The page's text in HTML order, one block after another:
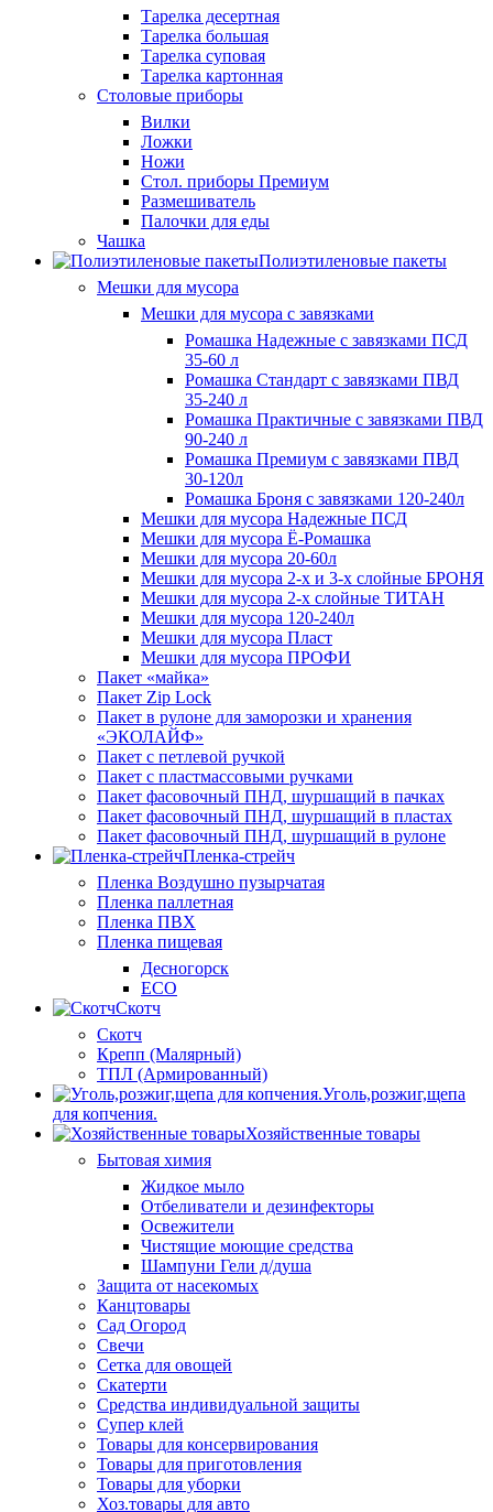
Тарелка десертная
Тарелка большая
Тарелка суповая
Тарелка картонная
Столовые приборы
Вилки
Ложки
Ножи
Стол. приборы Премиум
Размешиватель
Палочки для еды
Чашка
Полиэтиленовые пакеты
Мешки для мусора
Мешки для мусора с завязками
Ромашка Надежные с завязками ПСД
35-60 л
Ромашка Стандарт с завязками ПВД
35-240 л
Ромашка Практичные с завязками ПВД
90-240 л
Ромашка Премиум с завязками ПВД
30-120л
Ромашка Броня с завязками 120-240л
Мешки для мусора Надежные ПСД
Мешки для мусора Ё-Ромашка
Мешки для мусора 20-60л
Мешки для мусора 2-х и 3-х слойные БРОНЯ
Мешки для мусора 2-х слойные ТИТАН
Мешки для мусора 120-240л
Мешки для мусора Пласт
Мешки для мусора ПРОФИ
Пакет «майка»
Пакет Zip Lock
Пакет в рулоне для заморозки и хранения
«ЭКОЛАЙФ»
Пакет с петлевой ручкой
Пакет с пластмассовыми ручками
Пакет фасовочный ПНД, шуршащий в пачках
Пакет фасовочный ПНД, шуршащий в пластах
Пакет фасовочный ПНД, шуршащий в рулоне
Пленка-стрейч
Пленка Воздушно пузырчатая
Пленка паллетная
Пленка ПВХ
Пленка пищевая
Десногорск
ECO
Скотч
Скотч
Крепп (Малярный)
ТПЛ (Армированный)
Уголь,розжиг,щепа
для копчения.
Хозяйственные товары
Бытовая химия
Жидкое мыло
Отбеливатели и дезинфекторы
Освежители
Чистящие моющие средства
Шампуни Гели д/душа
Защита от насекомых
Канцтовары
Сад Огород
Свечи
Сетка для овощей
Скатерти
Средства индивидуальной защиты
Супер клей
Товары для консервирования
Товары для приготовления
Товары для уборки
Хоз.товары для авто